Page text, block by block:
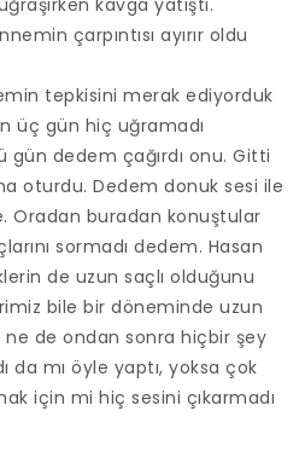
kavga yatıştı.
çarpıntısı ayırır oldu
tepkisini merak ediyorduk
üç gün hiç uğramadı
gün dedem çağırdı onu. Gitti
oturdu. Dedem donuk sesi ile
Oradan buradan konuştular
sormadı dedem. Hasan
de uzun saçlı olduğunu
bile bir döneminde uzun
ne de ondan sonra hiçbir şey
da mı öyle yaptı, yoksa çok
için mi hiç sesini çıkarmadı